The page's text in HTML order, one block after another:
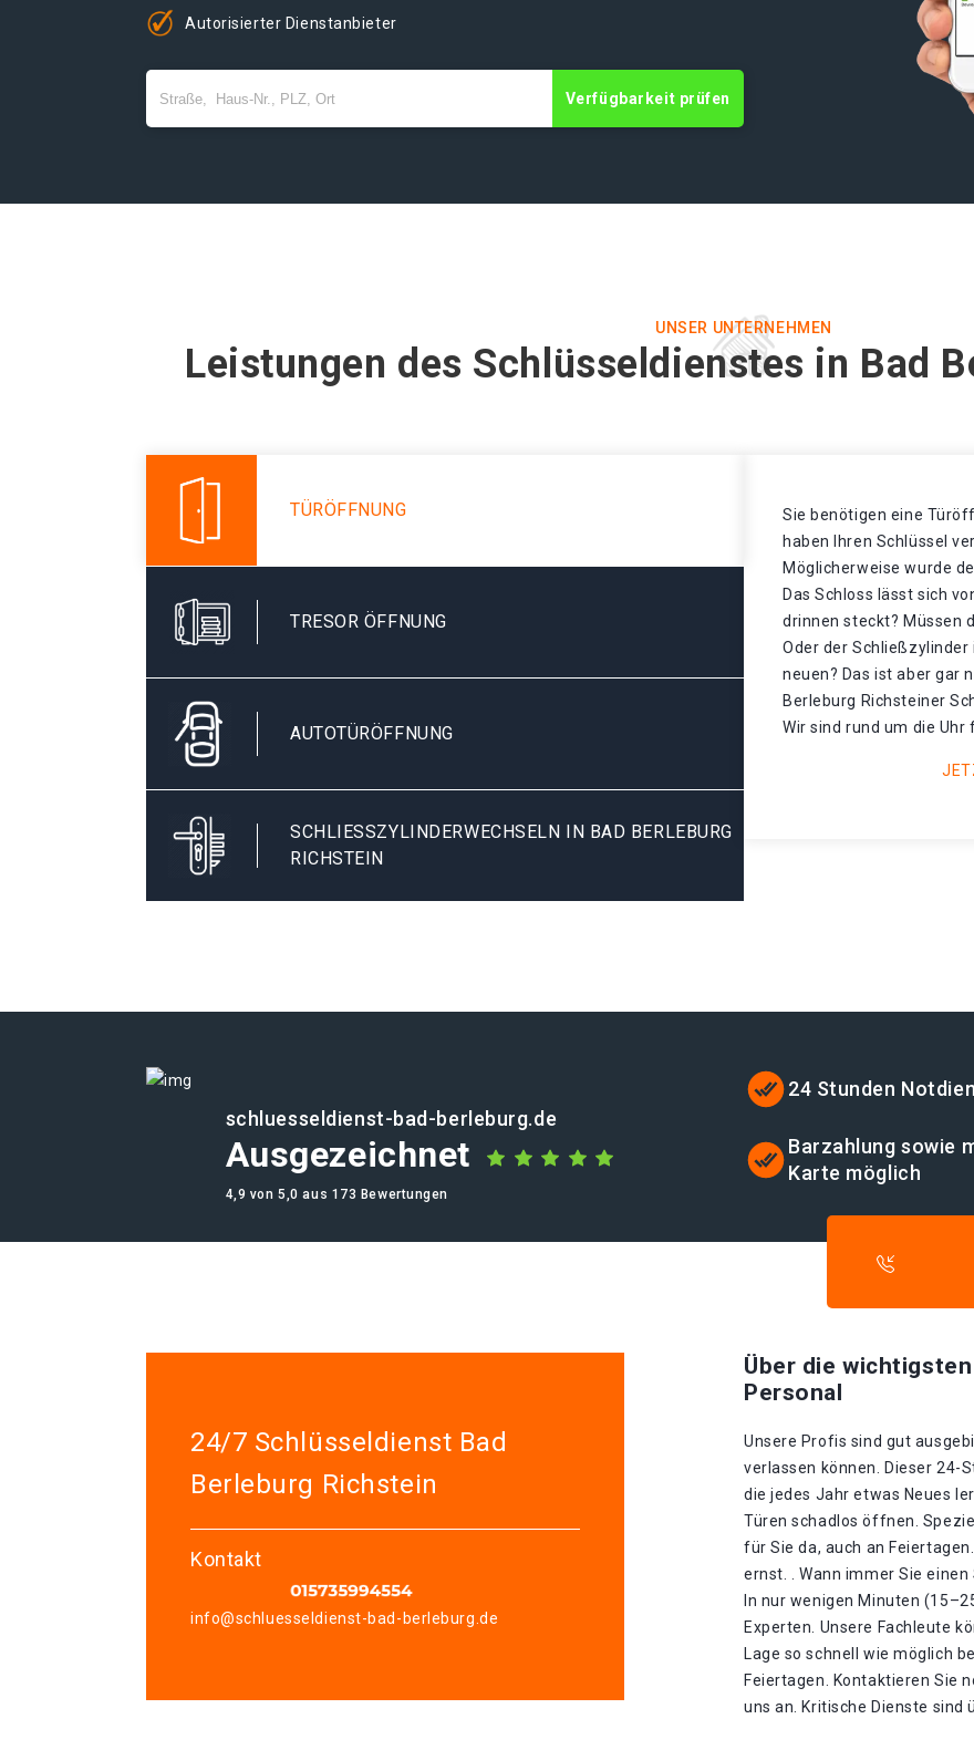
Autorisierter Dienstanbieter
Verfügbarkeit prüfen
UNSER UNTERNEHMEN
Leistungen des Schlüsseldienstes in Bad
TÜRÖFFNUNG
TRESOR ÖFFNUNG
AUTOTÜRÖFFNUNG
SCHLIESSZYLINDERWECHSELN IN BAD BERLEBURG R
ICHSTEIN
Sie benötigen eine
haben Ihren Schlüssel
Möglicherweise wurde
Das Schloss lässt sich
drinnen steckt? Müssen
Oder der
neuen? Das ist aber gar
Berleburg Richsteiner
Wir sind rund um die Uhr
schluesseldienst-bad-berleburg.de
Ausgezeichnet
4,9 von 5,0 aus 173 Bewertungen
24 Stunden
Barzahlung sowie
Karte möglich
24/7 Schlüsseldienst Bad
Berleburg Richstein
Kontakt
info@schluesseldienst-bad-berleburg.de
Über die
Personal
Unsere Profis sind gut
verlassen können. Dieser 24-
die jedes Jahr etwas Neues
Türen schadlos öffnen.
für Sie da, auch an
ernst. . Wann immer Sie
In nur wenigen Minuten
Experten. Unsere Fachleute
Lage so schnell wie möglich
Feiertagen. Kontaktieren Sie
uns an. Kritische Dienste sind